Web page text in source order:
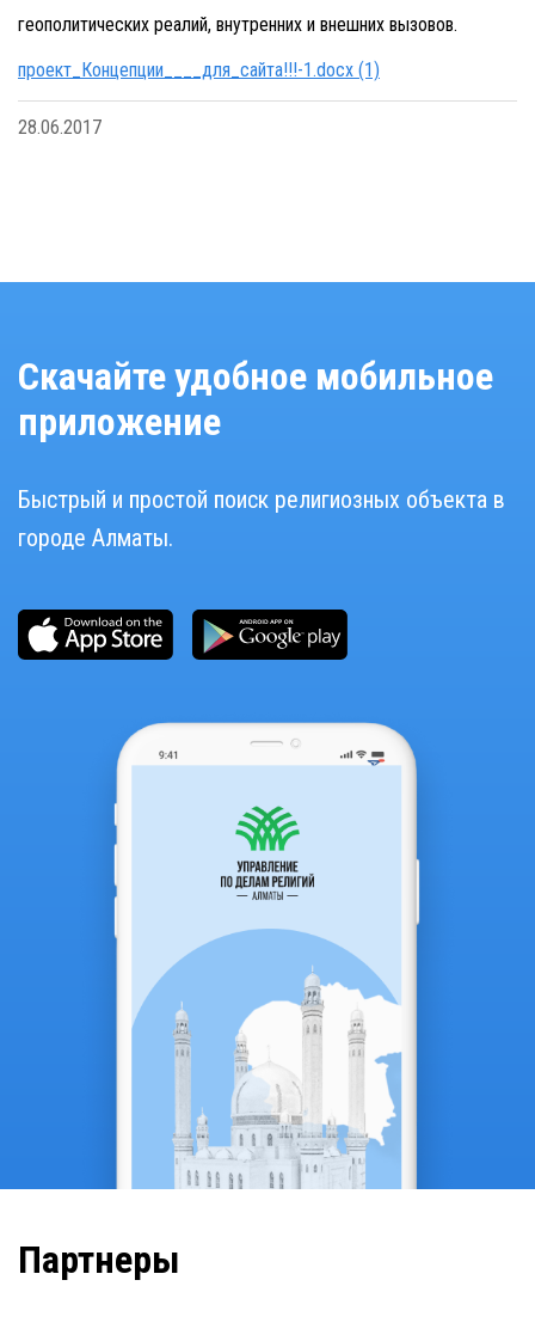
геополитических реалий, внутренних и внешних вызовов.
проект_Концепции____для_сайта!!!-1.docx (1)
28.06.2017
Скачайте удобное мобильное
приложение
Быстрый и простой поиск религиозных объекта в
городе Алматы.
Партнеры